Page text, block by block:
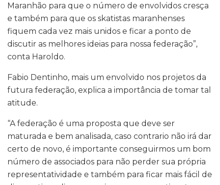
Maranhão para que o número de envolvidos cresça
e também para que os skatistas maranhenses
fiquem cada vez mais unidos e ficar a ponto de
discutir as melhores ideias para nossa federação”,
conta Haroldo.
Fabio Dentinho, mais um envolvido nos projetos da
futura federação, explica a importância de tomar tal
atitude.
“A federação é uma proposta que deve ser
maturada e bem analisada, caso contrario não irá dar
certo de novo, é importante conseguirmos um bom
número de associados para não perder sua própria
representatividade e também para ficar mais fácil de